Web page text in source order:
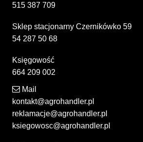
515 387 709
Sklep stacjonarny Czernikówko 59
54 287 50 68
Księgowość
664 209 002
Mail
kontakt@agrohandler.pl
reklamacje@agrohandler.pl
ksiegowosc@agrohandler.pl